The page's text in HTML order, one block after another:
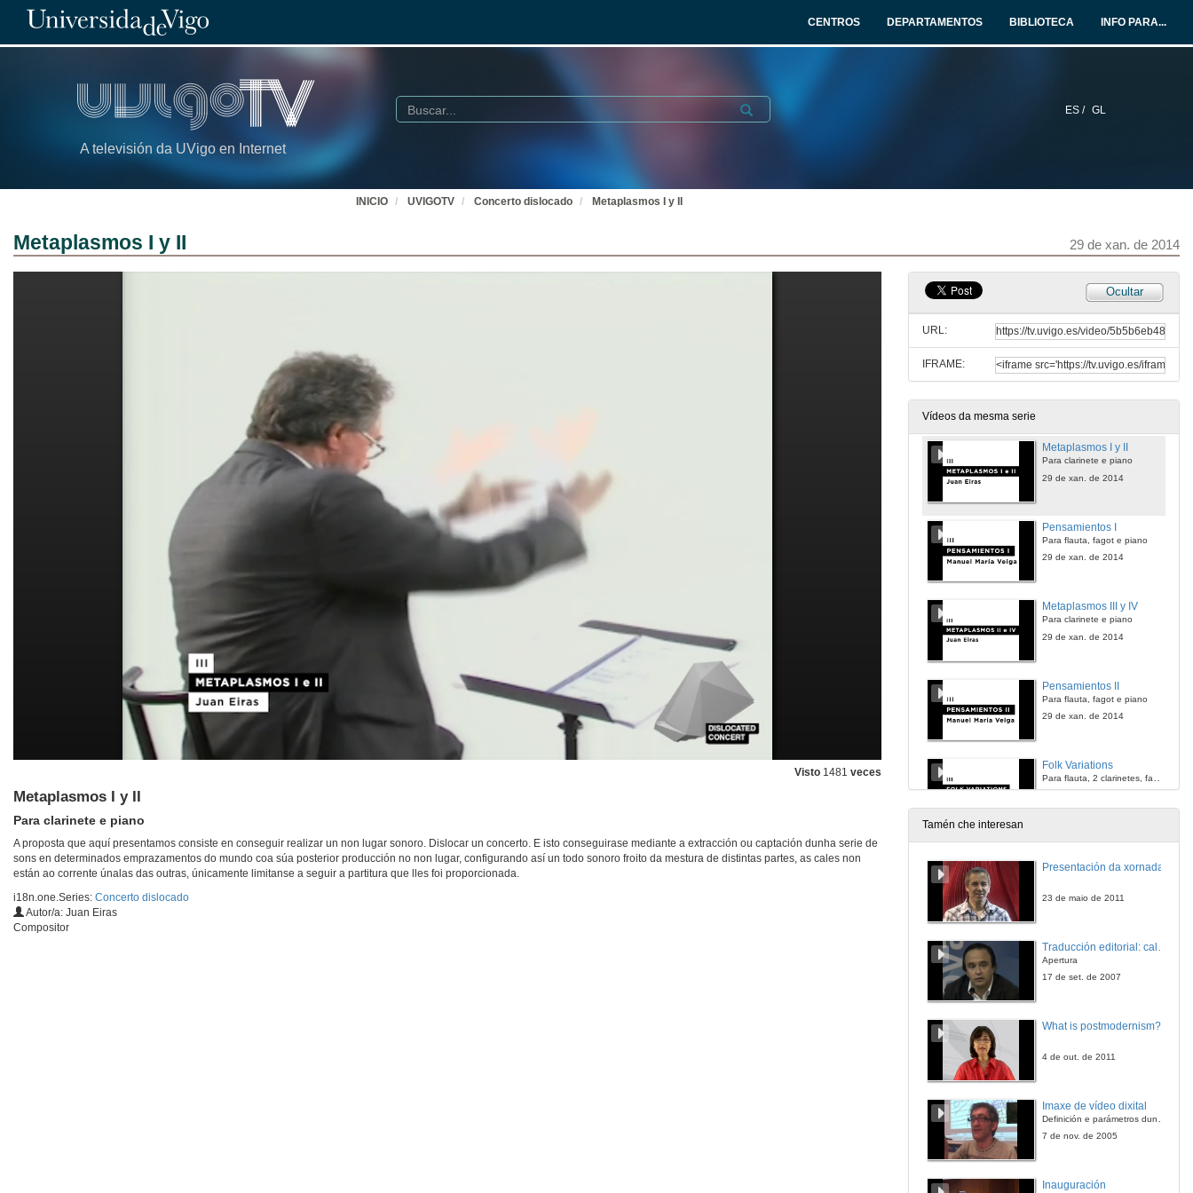
CENTROS DEPARTAMENTOS BIBLIOTECA INFO PARA...
A televisión da UVigo en Internet
ES / GL
Buscar Submit
INICIO UVIGOTV Concerto dislocado Metaplasmos I y II
Metaplasmos I y II 29 de xan. de 2014
Visto 1481 veces
Metaplasmos I y II
Para clarinete e piano
A proposta que aquí presentamos consiste en conseguir realizar un non lugar sonoro. Dislocar un concerto. E isto conseguirase mediante a extracción ou captación dunha serie de
sons en determinados emprazamentos do mundo coa súa posterior producción no non lugar, configurando así un todo sonoro froito da mestura de distintas partes, as cales non
están ao corrente únalas das outras, únicamente limitanse a seguir a partitura que lles foi proporcionada.
i18n.one.Series: Concerto dislocado
Autor/a: Juan Eiras
Compositor
Ocultar
URL:
IFRAME:
Vídeos da mesma serie
Cantos da Maré
29 de xan. de 2014
Para flauta, 2 clarinetes, fagot, 2 violíns, viola, cello e piano
Seven Hop
Para 2 violíns, viola, cello e piano
29 de xan. de 2014
Metaplasmos I y II
Para clarinete e piano
29 de xan. de 2014
Pensamientos I
Para flauta, fagot e piano
29 de xan. de 2014
Metaplasmos III y IV
Para clarinete e piano
29 de xan. de 2014
Pensamientos II
Para flauta, fagot e piano
29 de xan. de 2014
Folk Variations
Para flauta, 2 clarinetes, fagot, 2 violíns, viola, cello e piano
Pensamientos III
Tamén che interesan
Presentación da xornada
23 de maio de 2011
Apertura
17 de set. de 2007
What is postmodernism?
4 de out. de 2011
Imaxe de vídeo dixital
Definición e parámetros dunha imaxe dixital. Resolución e Aspecto. Profundidade da cor. Compresión. Frame por segundo. Entrelazado. Campos, cadros
7 de nov. de 2005
Inauguración